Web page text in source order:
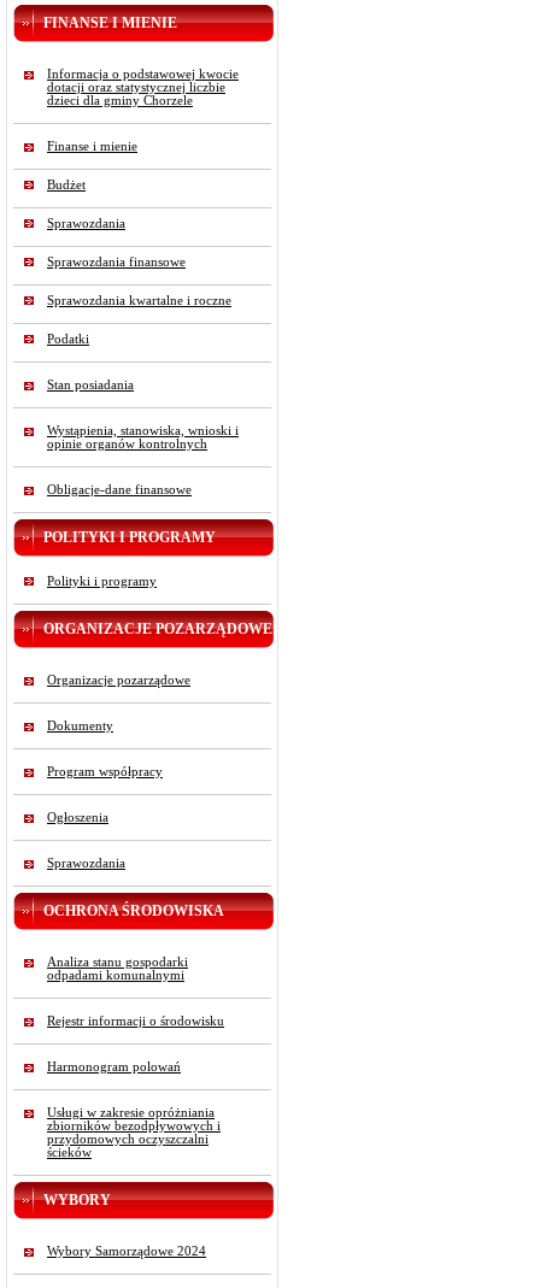
FINANSE I MIENIE
Informacja o podstawowej kwocie
dotacji oraz statystycznej liczbie
dzieci dla gminy Chorzele
Finanse i mienie
Budżet
Sprawozdania
Sprawozdania finansowe
Sprawozdania kwartalne i roczne
Podatki
Stan posiadania
Wystąpienia, stanowiska, wnioski i
opinie organów kontrolnych
Obligacje-dane finansowe
POLITYKI I PROGRAMY
Polityki i programy
ORGANIZACJE POZARZĄDOWE
Organizacje pozarządowe
Dokumenty
Program współpracy
Ogłoszenia
Sprawozdania
OCHRONA ŚRODOWISKA
Analiza stanu gospodarki
odpadami komunalnymi
Rejestr informacji o środowisku
Harmonogram polowań
Usługi w zakresie opróżniania
zbiorników bezodpływowych i
przydomowych oczyszczalni
ścieków
WYBORY
Wybory Samorządowe 2024